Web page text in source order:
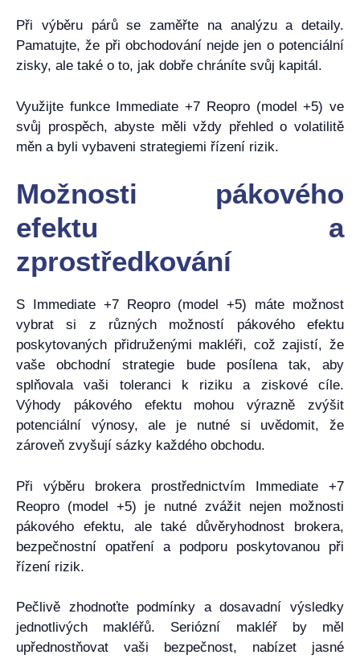
Při výběru párů se zaměřte na analýzu a detaily.
Pamatujte, že při obchodování nejde jen o potenciální
zisky, ale také o to, jak dobře chráníte svůj kapitál.
Využijte funkce Immediate +7 Reopro (model +5) ve
svůj prospěch, abyste měli vždy přehled o volatilitě
měn a byli vybaveni strategiemi řízení rizik.
Možnosti pákového
efektu a
zprostředkování
S Immediate +7 Reopro (model +5) máte možnost
vybrat si z různých možností pákového efektu
poskytovaných přidruženými makléři, což zajistí, že
vaše obchodní strategie bude posílena tak, aby
splňovala vaši toleranci k riziku a ziskové cíle.
Výhody pákového efektu mohou výrazně zvýšit
potenciální výnosy, ale je nutné si uvědomit, že
zároveň zvyšují sázky každého obchodu.
Při výběru brokera prostřednictvím Immediate +7
Reopro (model +5) je nutné zvážit nejen možnosti
pákového efektu, ale také důvěryhodnost brokera,
bezpečnostní opatření a podporu poskytovanou při
řízení rizik.
Pečlivě zhodnoťte podmínky a dosavadní výsledky
jednotlivých makléřů. Seriózní makléř by měl
upřednostňovat vaši bezpečnost, nabízet jasné